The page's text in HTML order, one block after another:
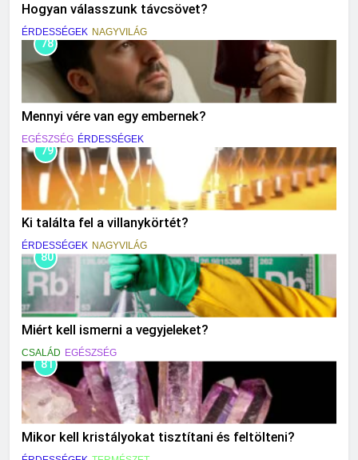
Hogyan válasszunk távcsövet?
ÉRDESSÉGEK NAGYVILÁG
78
Mennyi vére van egy embernek?
EGÉSZSÉG ÉRDESSÉGEK
79
Ki találta fel a villanykörtét?
ÉRDESSÉGEK NAGYVILÁG
80
Miért kell ismerni a vegyjeleket?
CSALÁD EGÉSZSÉG
81
Mikor kell kristályokat tisztítani és feltölteni?